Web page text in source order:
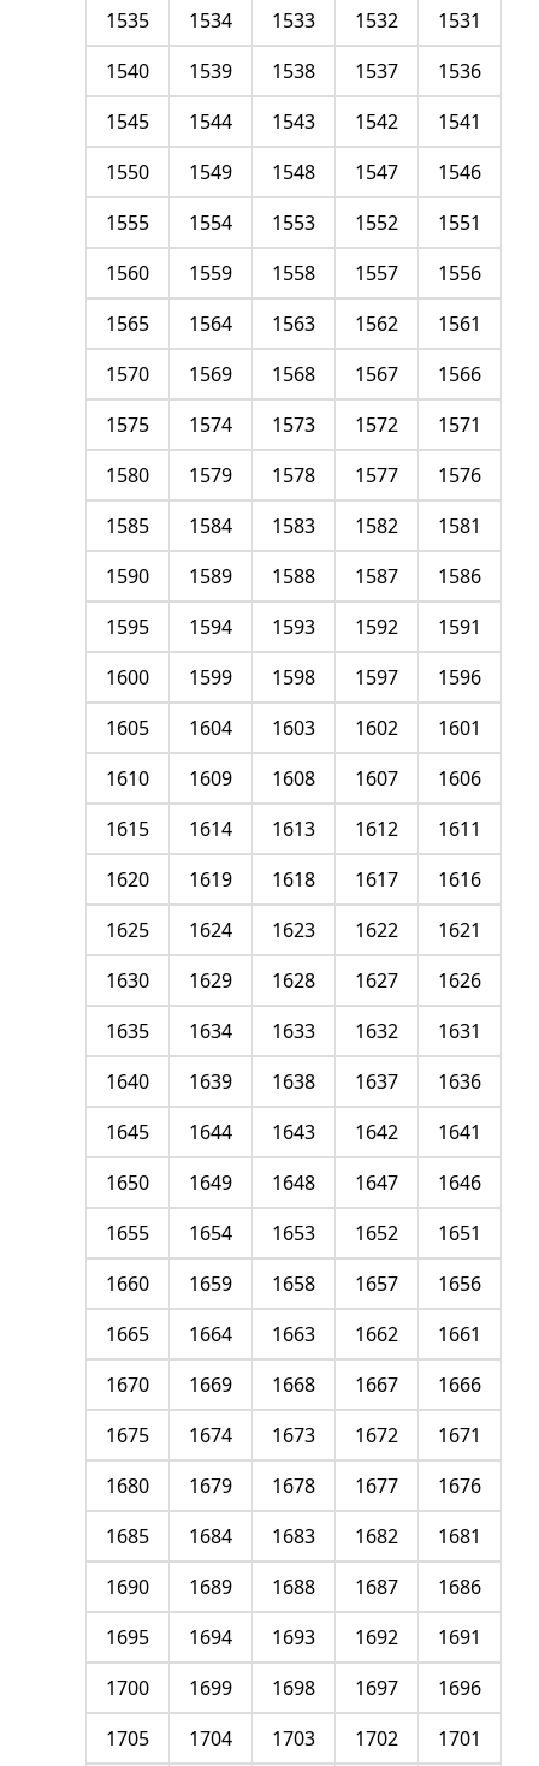
1531
1532
1533
1534
1535
1536
1537
1538
1539
1540
1541
1542
1543
1544
1545
1546
1547
1548
1549
1550
1551
1552
1553
1554
1555
1556
1557
1558
1559
1560
1561
1562
1563
1564
1565
1566
1567
1568
1569
1570
1571
1572
1573
1574
1575
1576
1577
1578
1579
1580
1581
1582
1583
1584
1585
1586
1587
1588
1589
1590
1591
1592
1593
1594
1595
1596
1597
1598
1599
1600
1601
1602
1603
1604
1605
1606
1607
1608
1609
1610
1611
1612
1613
1614
1615
1616
1617
1618
1619
1620
1621
1622
1623
1624
1625
1626
1627
1628
1629
1630
1631
1632
1633
1634
1635
1636
1637
1638
1639
1640
1641
1642
1643
1644
1645
1646
1647
1648
1649
1650
1651
1652
1653
1654
1655
1656
1657
1658
1659
1660
1661
1662
1663
1664
1665
1666
1667
1668
1669
1670
1671
1672
1673
1674
1675
1676
1677
1678
1679
1680
1681
1682
1683
1684
1685
1686
1687
1688
1689
1690
1691
1692
1693
1694
1695
1696
1697
1698
1699
1700
1701
1702
1703
1704
1705